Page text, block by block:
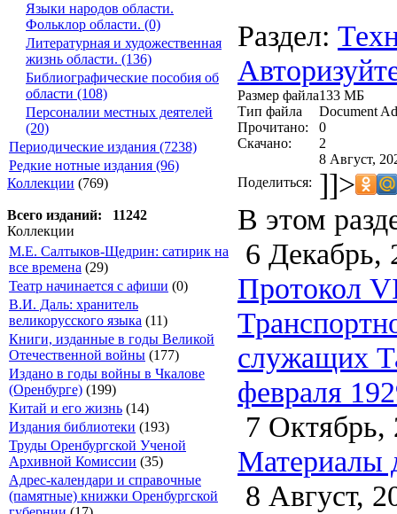
Языки народов области.
Фольклор области. (0)
Литературная и художественная
жизнь области. (136)
Библиографические пособия об
области (108)
Персоналии местных деятелей
(20)
Периодические издания (7238)
Редкие нотные издания (96)
Коллекции (769)
Всего изданий: 11242
Коллекции
М.Е. Салтыков-Щедрин: сатирик на
все времена (29)
Театр начинается с афиши (0)
В.И. Даль: хранитель
великорусского языка (11)
Книги, изданные в годы Великой
Отечественной войны (177)
Издано в годы войны в Чкалове
(Оренбурге) (199)
Китай и его жизнь (14)
Издания библиотеки (193)
Труды Оренбургской Ученой
Архивной Комиссии (35)
Адрес-календари и справочные
(памятные) книжки Оренбургской
Раздел:
Размер файла133 МБ
Тип файла
Document
Прочитано:
0
Скачано:
2
8 Август,
Поделиться: ]]>
В этом
6 Декабрь,
Протокол
служащих
февраля
7 Октябрь,
Материалы
8 Август,